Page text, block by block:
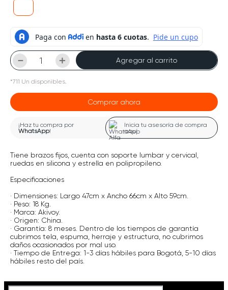
＋
－ Agregar al carrito
*711 Un disponibles.
Comprar ahora
¡Haz tu compra por
WhatsApp!
Inicia tu asesoría de compra
aquí
Tiene brazos fijos, cuenta con soporte lumbar y cervical,
ruedas en silicona y estrella en polipropileno.
Especificaciones
· Dimensiones: Largo 47cm x Ancho 66cm x Alto 59cm.
· Peso: 18 Kg.
· Marca: Akivoy.
· Origen: China.
· Garantía: 8 meses. Dentro de los tiempos de garantía
cubrimos tela, espuma, herraje y estructura, no cubrimos
daños ocasionados por mal uso.
· Tiempo de Entrega: 1-3 días hábiles para Bogotá, 5-10 días
hábiles resto del país.